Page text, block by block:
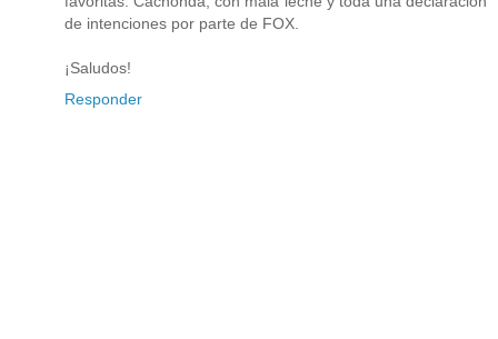
de intenciones por parte de FOX.
¡Saludos!
Responder